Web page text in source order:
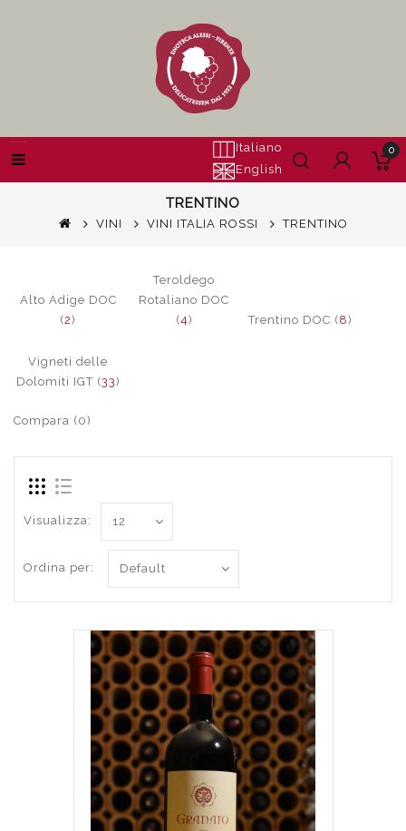
Italiano
English
0
TRENTINO
VINI VINI ITALIA ROSSI TRENTINO
Alto Adige DOC
(2)
Teroldego
Rotaliano DOC
(4) Trentino DOC (8)
Vigneti delle
Dolomiti IGT (33)
Compara (0)
Visualizza:
Ordina per: